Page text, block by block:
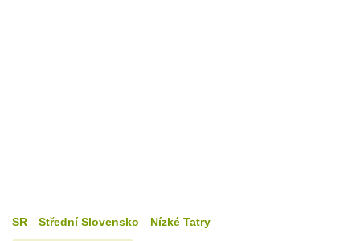
SR Střední Slovensko Nízké Tatry